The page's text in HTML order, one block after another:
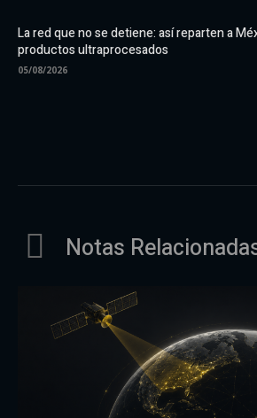
La red que no se detiene: así reparten a
productos ultraprocesados
05/08/2026
Notas